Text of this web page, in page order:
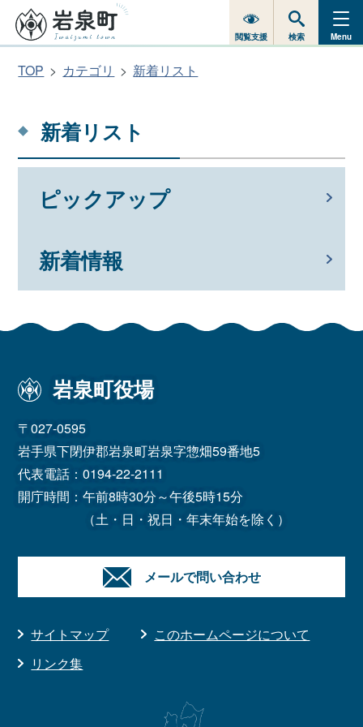
閲覧支援 検索 Menu
TOP カテゴリ 新着リスト
新着リスト
ピックアップ
新着情報
岩泉町役場
〒027-0595
岩手県下閉伊郡岩泉町岩泉字惣畑59番地5
代表電話：0194-22-2111
開庁時間：午前8時30分～午後5時15分
（土・日・祝日・年末年始を除く）
メールで問い合わせ
サイトマップ
このホームページについて
リンク集